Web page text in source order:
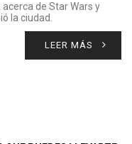
de Star Wars y
la ciudad.
LEER MÁS